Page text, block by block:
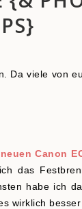
Da viele von
neuen Canon
das
habe ich
wirklich